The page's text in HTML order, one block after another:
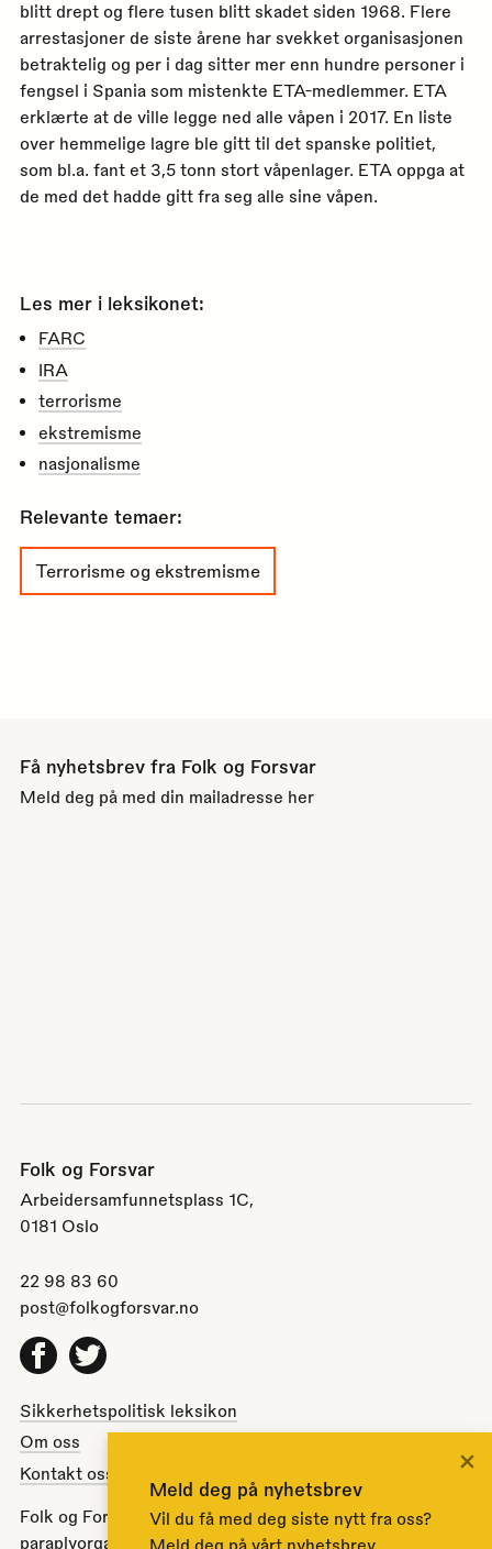
blitt drept og flere tusen blitt skadet siden 1968. Flere
arrestasjoner de siste årene har svekket organisasjonen
betraktelig og per i dag sitter mer enn hundre personer i
fengsel i Spania som mistenkte ETA-medlemmer. ETA
erklærte at de ville legge ned alle våpen i 2017. En liste
over hemmelige lagre ble gitt til det spanske politiet,
som bl.a. fant et 3,5 tonn stort våpenlager. ETA oppga at
de med det hadde gitt fra seg alle sine våpen.
Les mer i leksikonet:
FARC
IRA
terrorisme
ekstremisme
nasjonalisme
Relevante temaer:
Terrorisme og ekstremisme
Få nyhetsbrev fra Folk og Forsvar
Meld deg på med din mailadresse her
Folk og Forsvar
Arbeidersamfunnetsplass 1C,
0181 Oslo
22 98 83 60
post@folkogforsvar.no
Facebook
Twitter
Sikkerhetspolitisk leksikon
Om oss
Kontakt oss
Folk og Forsvar er en partipolitisk nøytral
paraplyorganisasjon opprettet av Stortinget i 1951 for å
Meld deg på nyhetsbrev
Vil du få med deg siste nytt fra oss?
Meld deg på vårt nyhetsbrev.
×